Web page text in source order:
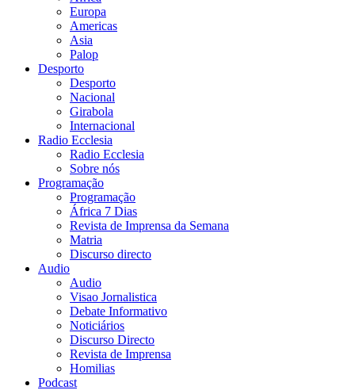
Europa
Americas
Asia
Palop
Desporto
Desporto
Nacional
Girabola
Internacional
Radio Ecclesia
Radio Ecclesia
Sobre nós
Programação
Programação
África 7 Dias
Revista de Imprensa da Semana
Matria
Discurso directo
Audio
Audio
Visao Jornalistica
Debate Informativo
Noticiários
Discurso Directo
Revista de Imprensa
Homilias
Podcast